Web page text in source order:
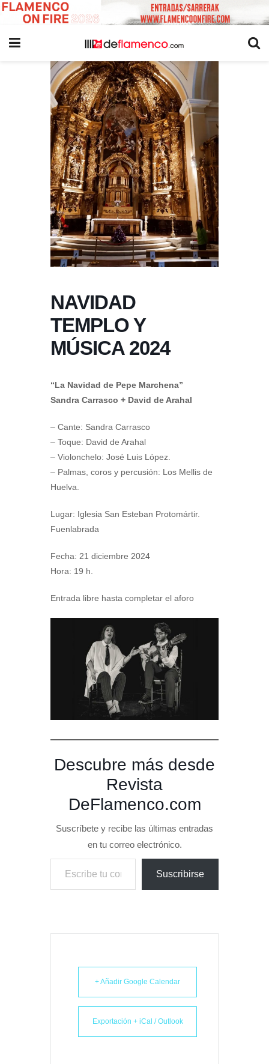
NAVIDAD
TEMPLO Y
MÚSICA 2024
“La Navidad de Pepe Marchena”
Sandra Carrasco + David de Arahal
– Cante: Sandra Carrasco
– Toque: David de Arahal
– Violonchelo: José Luis López.
– Palmas, coros y percusión: Los Mellis de
Huelva.
Lugar: Iglesia San Esteban Protomártir.
Fuenlabrada
Fecha: 21 diciembre 2024
Hora: 19 h.
Entrada libre hasta completar el aforo
Descubre más desde
Revista
DeFlamenco.com
Suscríbete y recibe las últimas entradas
en tu correo electrónico.
Escribe tu correo electrónico…
Suscribirse
+ Añadir Google Calendar
Exportación + iCal / Outlook